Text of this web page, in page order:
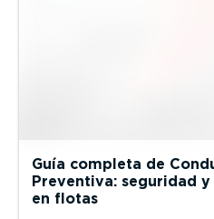
Guía completa de
Preventiva: seguridad
en flotas